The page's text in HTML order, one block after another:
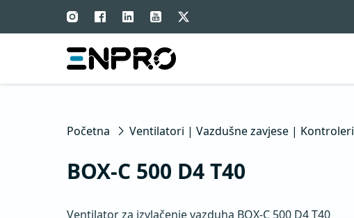
Početna Ventilatori | Vazdušne zavjese | Kontroleri
BOX-C 500 D4 T40
Ventilator za izvlačenje vazduha BOX-C 500 D4 T40